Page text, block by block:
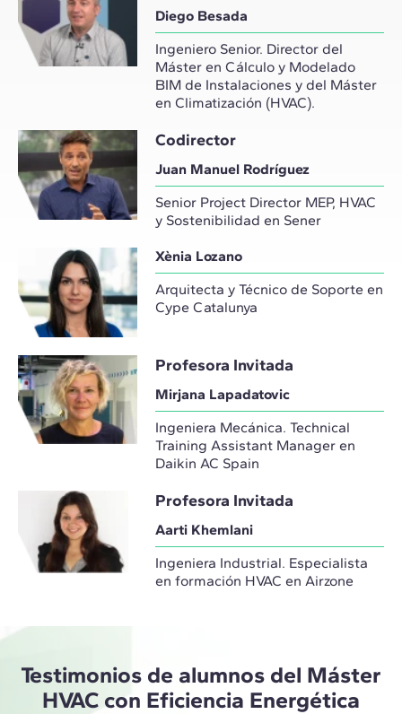
Diego Besada
Ingeniero Senior. Director del
Máster en Cálculo y Modelado
BIM de Instalaciones y del Máster
en Climatización (HVAC).
Codirector
Juan Manuel Rodríguez
Senior Project Director MEP, HVAC
y Sostenibilidad en Sener
Xènia Lozano
Arquitecta y Técnico de Soporte en
Cype Catalunya
Profesora Invitada
Mirjana Lapadatovic
Ingeniera Mecánica. Technical
Training Assistant Manager en
Daikin AC Spain
Profesora Invitada
Aarti Khemlani
Ingeniera Industrial. Especialista
en formación HVAC en Airzone
Testimonios de alumnos del Máster
HVAC con Eficiencia Energética